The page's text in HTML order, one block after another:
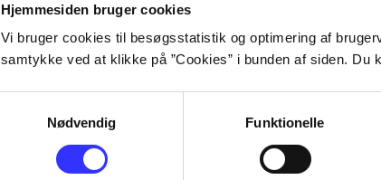
Hjemmesiden bruger cookies
Vi bruger cookies til besøgsstatistik og optimering af
samtykke ved at klikke på ”Cookies” i bunden af siden.
Nødvendig
Funktionelle